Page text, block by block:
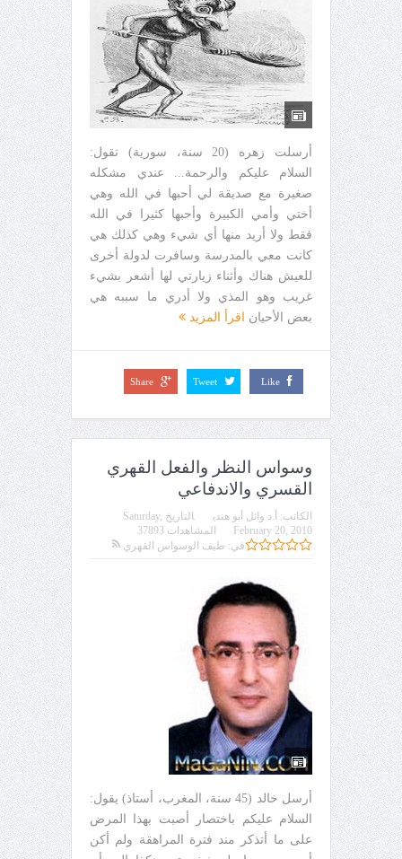
أرسلت زهره (20 سنة، سورية) تقول:
السلام عليكم والرحمة... عندي مشكله
صغيرة مع صديقة لي أحبها في الله وهي
أختي وأمي الكبيرة وأحبها كثيرا في الله
فقط ولا أريد منها أي شيء وهي كذلك هي
كانت معي بالمدرسة وسافرت لدولة أخرى
للعيش هناك وأثناء زيارتي لها أشعر بشيء
غريب وهو المذي ولا أدري ما سببه هي
بعض الأحيان اقرأ المزيد
Like
Tweet
Share
وسواس النظر والفعل القهري
القسري والاندفاعي
الكاتب: أ.د وائل أبو هندي التاريخ Saturday,
February 20, 2010
في: طيف الوسواس القهري
المشاهدات 37893
أرسل خالد (45 سنة، المغرب، أستاذ) يقول:
السلام عليكم باختصار أصبت بهذا المرض
على ما أتذكر مند فترة المراهقة ولم أكن